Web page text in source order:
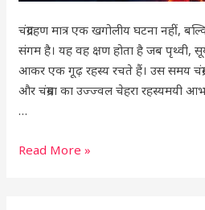
चंद्रग्रहण मात्र एक खगोलीय घटना नहीं,
संगम है। यह वह क्षण होता है जब पृथ्वी,
आकर एक गूढ़ रहस्य रचते हैं। उस समय
और चंद्रमा का उज्ज्वल चेहरा रहस्यमयी
…
Read More »